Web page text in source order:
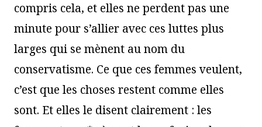
compris cela, et elles ne perdent pas une
minute pour s’allier avec ces luttes plus
larges qui se mènent au nom du
conservatisme. Ce que ces femmes veulent,
c’est que les choses restent comme elles
sont. Et elles le disent clairement : les